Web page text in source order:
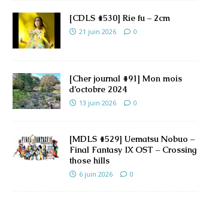
[CDLS #530] Rie fu – 2cm
21 juin 2026 0
[Cher journal #91] Mon mois
d’octobre 2024
13 juin 2026 0
[MDLS #529] Uematsu Nobuo –
Final Fantasy IX OST – Crossing
those hills
6 juin 2026 0